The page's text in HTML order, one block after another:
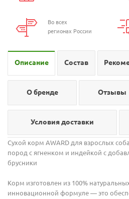
Во всех
регионах России
Описание Состав
О бренде Отзывы
Условия доставки
Сухой корм AWARD для взрослых
пород с ягненком и индейкой с
брусники
Корм изготовлен из 100%
инновационной формуле — это